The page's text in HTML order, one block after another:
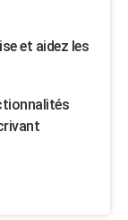
et aidez les